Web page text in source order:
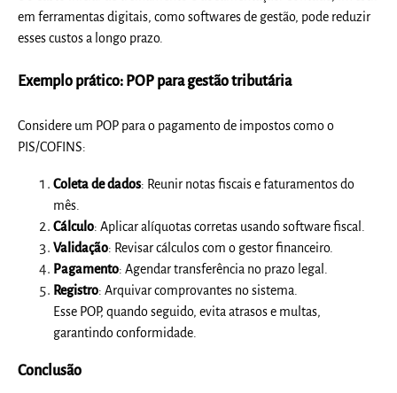
em ferramentas digitais, como softwares de gestão, pode reduzir
esses custos a longo prazo.
Exemplo prático: POP para gestão tributária
Considere um POP para o pagamento de impostos como o
PIS/COFINS:
Coleta de dados: Reunir notas fiscais e faturamentos do
mês.
Cálculo: Aplicar alíquotas corretas usando software fiscal.
Validação: Revisar cálculos com o gestor financeiro.
Pagamento: Agendar transferência no prazo legal.
Registro: Arquivar comprovantes no sistema.
Esse POP, quando seguido, evita atrasos e multas,
garantindo conformidade.
Conclusão